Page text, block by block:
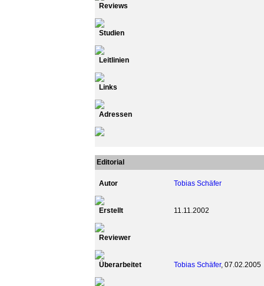
Reviews
Studien
Leitlinien
Links
Adressen
Editorial
Autor Tobias Schäfer
Erstellt 11.11.2002
Reviewer
Überarbeitet Tobias Schäfer, 07.02.2005